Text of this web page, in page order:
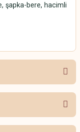
şapka-bere, hacimli